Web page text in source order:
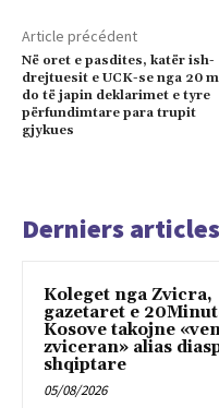
Article précédent
Në oret e pasdites, katër ish-
drejtuesit e UCK-se nga 20
do të japin deklarimet e tyre
përfundimtare para trupit
gjykues
Derniers articles
Koleget nga Zvicra,
gazetaret e
Kosove takojne
zviceran» alias
shqiptare
05/08/2026